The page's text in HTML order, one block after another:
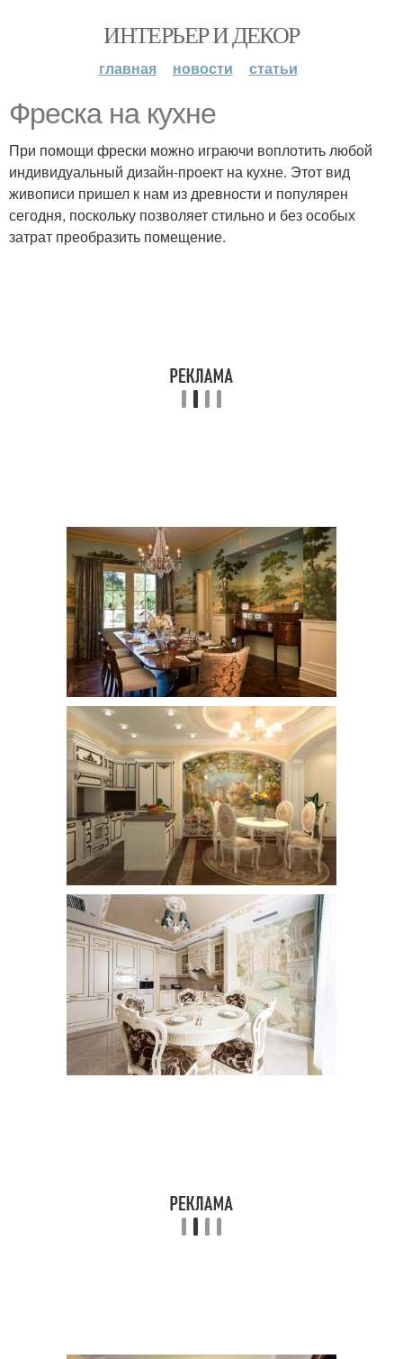
ИНТЕРЬЕР И ДЕКОР
главная новости статьи
Фреска на кухне
При помощи фрески можно играючи воплотить любой
индивидуальный дизайн-проект на кухне. Этот вид
живописи пришел к нам из древности и популярен
сегодня, поскольку позволяет стильно и без особых
затрат преобразить помещение.